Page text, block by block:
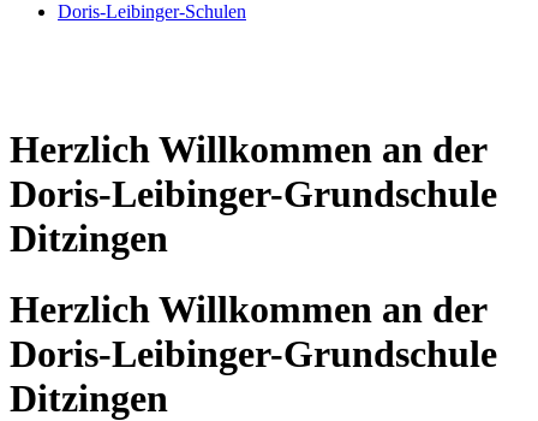
Doris-Leibinger-Schulen
Herzlich Willkommen an der
Doris-Leibinger-Grundschule
Ditzingen
Herzlich Willkommen an der
Doris-Leibinger-Grundschule
Ditzingen